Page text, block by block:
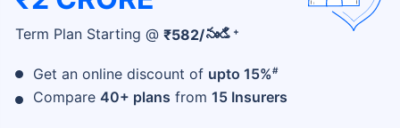
Term Plan Starting @ ₹582/నుండి +
Get an online discount of upto 15%#
Compare 40+ plans from 15 Insurers